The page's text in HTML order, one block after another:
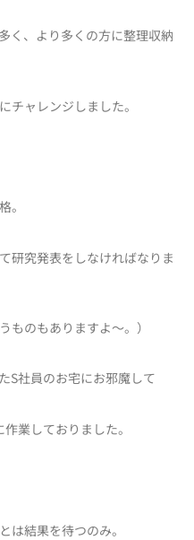
く、より多くの方に整理収納
チャレンジしました。
。
研究発表をしなければなりま
ものもありますよ～。）
S社員のお宅にお邪魔して
業しておりました。
は結果を待つのみ。